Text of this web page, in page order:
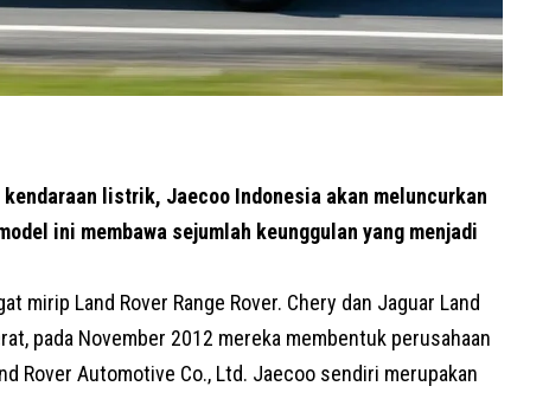
listrik, Jaecoo Indonesia akan meluncurkan
ini membawa sejumlah keunggulan yang menjadi
mirip Land Rover Range Rover. Chery dan Jaguar Land
pada November 2012 mereka membentuk perusahaan
Rover Automotive Co., Ltd. Jaecoo sendiri merupakan